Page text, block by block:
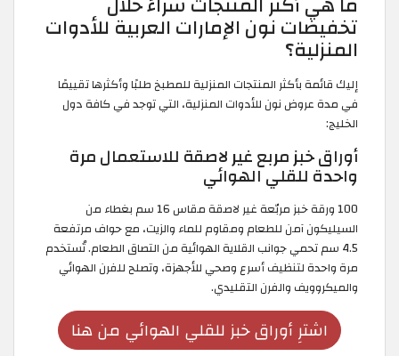
تخفيضات نون الإمارات العربية للأدوات
المنزلية؟
إليك قائمة بأكثر المنتجات المنزلية للمطبخ طلبًا وأكثرها تقييمًا
في مدة عروض نون للأدوات المنزلية، التي توجد في كافة دول
الخليج:
أوراق خبز مربع غير لاصقة للاستعمال مرة
واحدة للقلي الهوائي
100 ورقة خبز مربّعة غير لاصقة مقاس 16 سم بغطاء من
السيليكون آمن للطعام ومقاوم للماء والزيت، مع حواف مرتفعة
4.5 سم تحمي جوانب القلاية الهوائية من التصاق الطعام. تُستخدم
مرة واحدة لتنظيف أسرع وصحي للأجهزة، وتصلح للفرن الهوائي
والميكروويف والفرن التقليدي.
اشترِ أوراق خبز للقلي الهوائي من هنا